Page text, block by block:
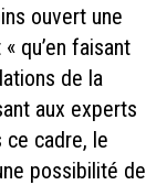
ouvert une
qu’en faisant
de la
aux experts
cadre, le
possibilité de